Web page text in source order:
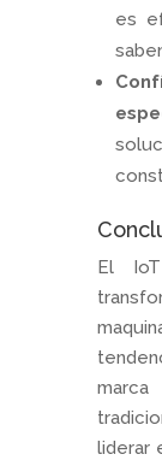
es
El
liderar